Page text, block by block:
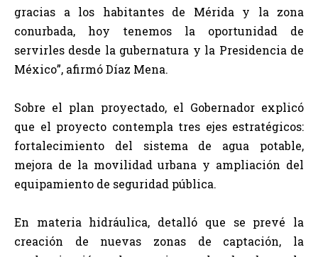
gracias a los habitantes de Mérida y la zona
conurbada, hoy tenemos la oportunidad de
servirles desde la gubernatura y la Presidencia de
México”, afirmó Díaz Mena.
Sobre el plan proyectado, el Gobernador explicó
que el proyecto contempla tres ejes estratégicos:
fortalecimiento del sistema de agua potable,
mejora de la movilidad urbana y ampliación del
equipamiento de seguridad pública.
En materia hidráulica, detalló que se prevé la
creación de nuevas zonas de captación, la